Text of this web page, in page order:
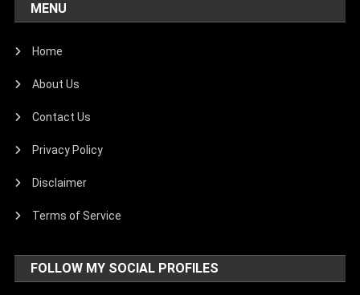
MENU
Home
About Us
Contact Us
Privacy Policy
Disclaimer
Terms of Service
FOLLOW MY SOCIAL PROFILES